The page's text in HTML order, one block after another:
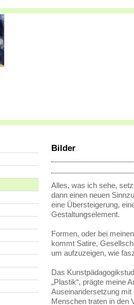
Bilder
Alles, was ich sehe,
dann einen neuen
eine Übersteigerung,
Gestaltungselement.
Formen, oder bei
kommt Satire,
um aufzuzeigen, wie
Das
„Plastik“, prägte meine
Auseinandersetzung
Menschen traten in den